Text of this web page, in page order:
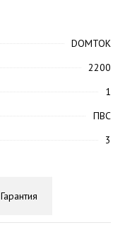
DOMTOK
2200
1
ПВС
3
Гарантия